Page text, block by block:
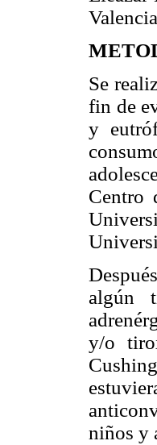
Se
fin de
y
Centro
algún
y/o
niños y